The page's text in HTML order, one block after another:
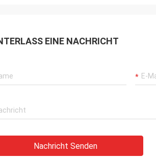
EINE NACHRICHT
Nachricht Senden